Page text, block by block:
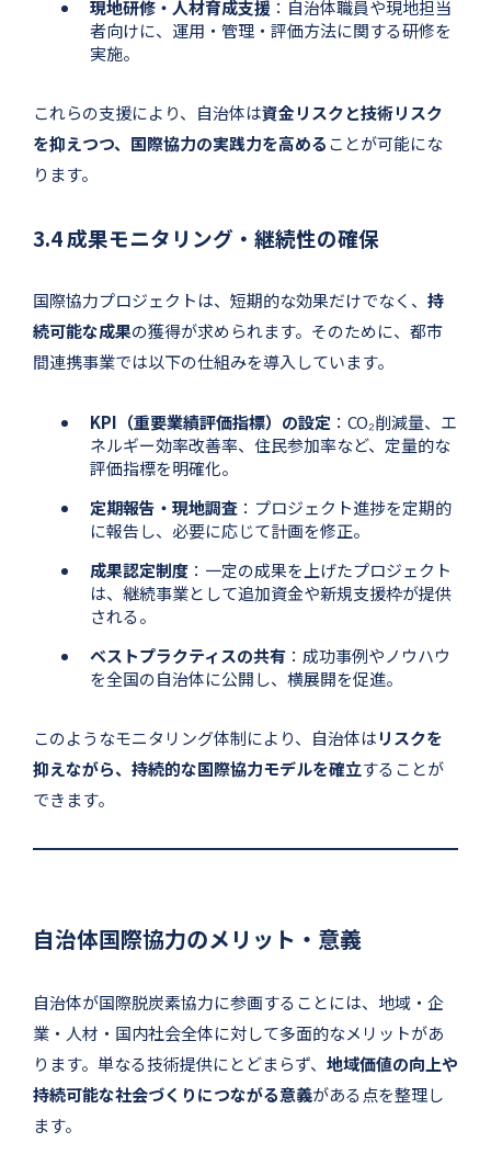
現地研修・人材育成支援 ：自治体職員や現地担当
者向けに、運用・管理・評価方法に関する研修を
実施。
これらの支援により、自治体は資金リスクと技術リスク
を抑えつつ、国際協力の実践力を高めることが可能にな
ります。
3.4 成果モニタリング・継続性の確保
国際協力プロジェクトは、短期的な効果だけでなく、 持
続可能な成果の獲得が求められます。そのために、都市
間連携事業では以下の仕組みを導入しています。
KPI（重要業績評価指標）の設定 ：CO₂削減量、エ
ネルギー効率改善率、住民参加率など、定量的な
評価指標を明確化。
定期報告・現地調査 ：プロジェクト進捗を定期的
に報告し、必要に応じて計画を修正。
成果認定制度 ：一定の成果を上げたプロジェクト
は、継続事業として追加資金や新規支援枠が提供
される。
ベストプラクティスの共有 ：成功事例やノウハウ
を全国の自治体に公開し、横展開を促進。
このようなモニタリング体制により、自治体はリスクを
抑えながら、持続的な国際協力モデルを確立することが
できます。
自治体国際協力のメリット・意義
自治体が国際脱炭素協力に参画することには、地域・企
業・人材・国内社会全体に対して多面的なメリットがあ
ります。単なる技術提供にとどまらず、 地域価値の向上や
持続可能な社会づくりにつながる意義がある点を整理し
ます。